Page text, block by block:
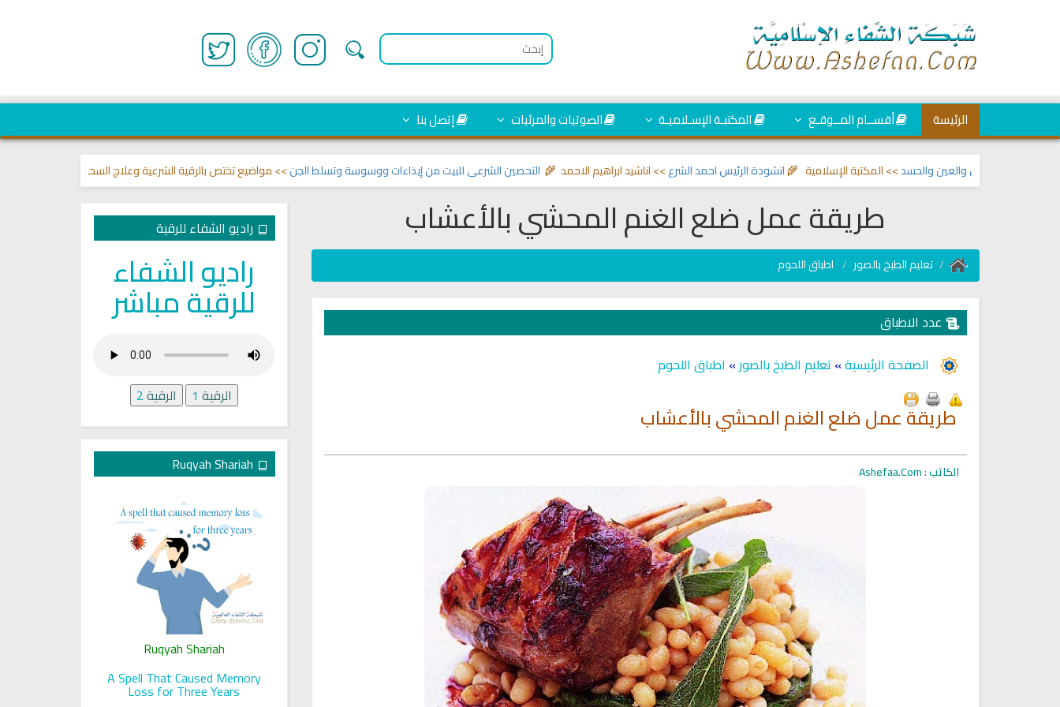
الرئيسة أقســام المــوقـع المكتبـة الإسـلاميـة الصوتيات والمرئيات إتصل بنا
التحصين الشرعي للبيت من إيذاءات ووسوسة وتسلط الجن>> مواضيع تختص بالرقية الشرعية وعلاج السحر والمس والعين 🌾 انشودة الرئيس احمد الشرع>> اناشيد ابراهيم الاحمد 🌾 والمس والعين والحسد>> المكتبة الإسلامية 🌾
طريقة عمل ضلع الغنم المحشي بالأعشاب
تعليم الطبخ بالصور اطباق اللحوم
عدد الاطباق
الصفحة الرئيسية» تعليم الطبخ بالصور» اطباق اللحوم
طريقة عمل ضلع الغنم المحشي بالأعشاب
الكاتب : Ashefaa.Com
راديو الشفاء للرقية
راديو الشفاء
للرقية مباشر
الرقية 1 الرقية2
Ruqyah Shariah
Ruqyah Shariah Full Mishary
Rashid Al Afasy Mp3 الرقية
Ruqyah Shariah
Sihir Jin Yahudi pada Seorang
Wanita
A Jewish Jinns Spell on a Woman
Ruqyah Shariah
A Spell That Caused Memory
Loss for Three Years